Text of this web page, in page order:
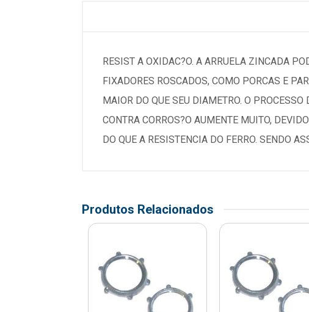
RESIST A OXIDAC?O. A ARRUELA ZINCADA
FIXADORES ROSCADOS, COMO PORCAS E
MAIOR DO QUE SEU DIAMETRO. O
CONTRA CORROS?O AUMENTE MUITO,
DO QUE A RESISTENCIA DO FERRO. SENDO
Produtos Relacionados